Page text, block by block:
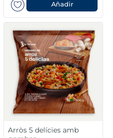
Añadir
Arròs 5 delícies amb